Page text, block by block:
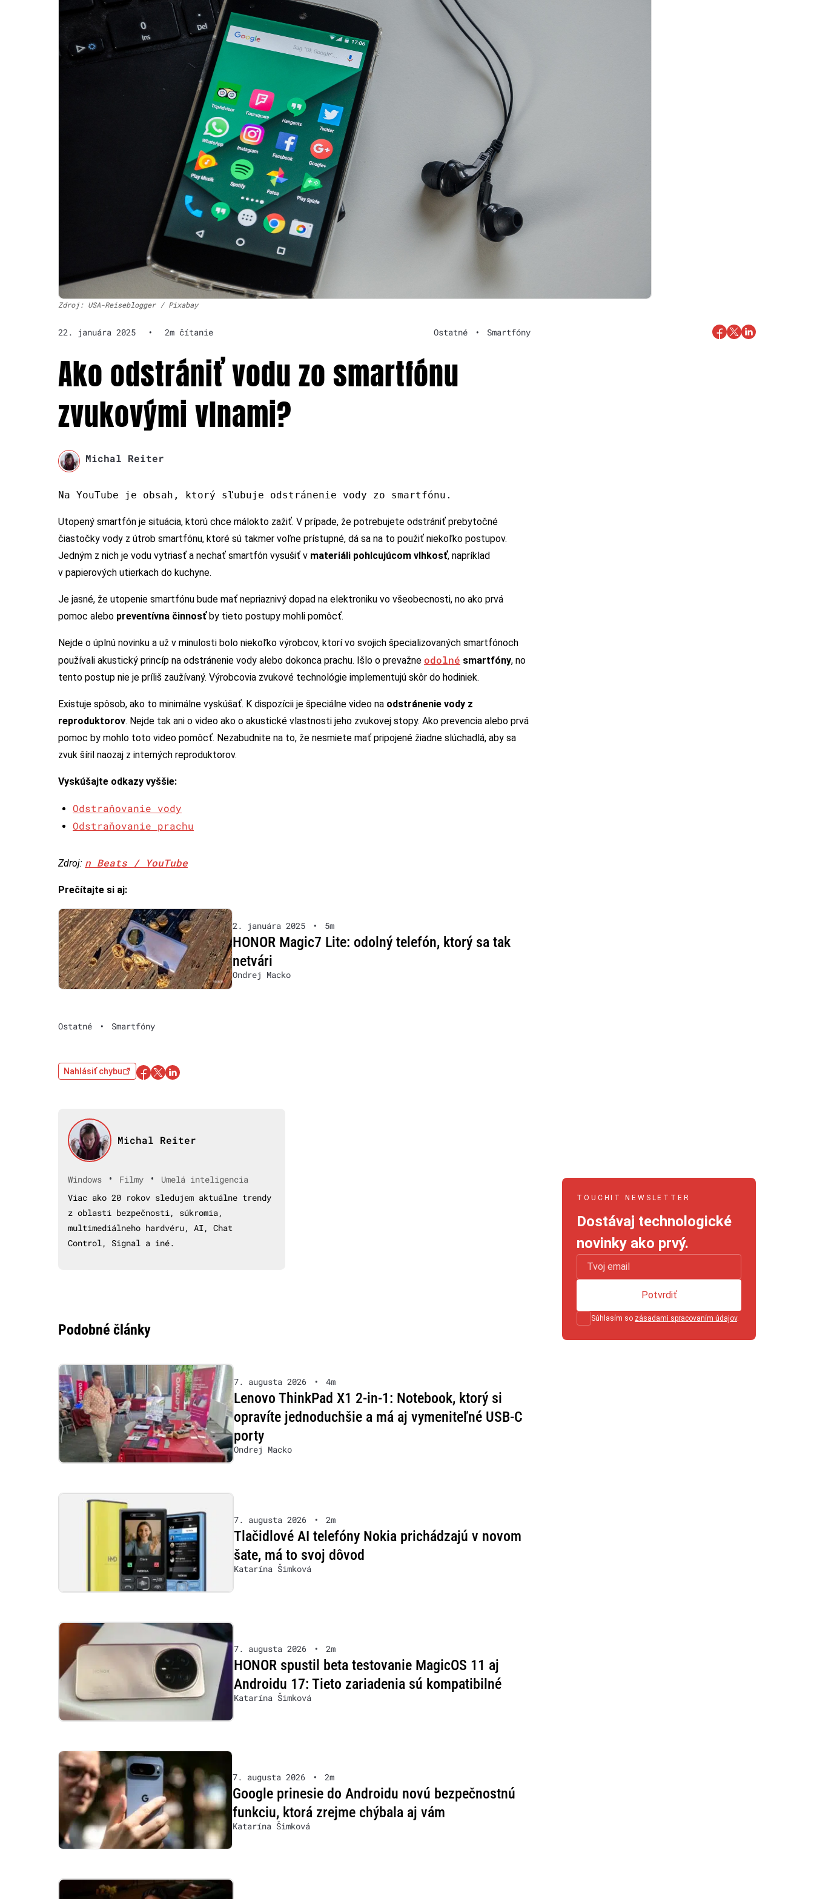
Zdroj: USA-Reiseblogger / Pixabay
22. januára 2025 • 2m čítanie Ostatné • Smartfóny
Ako odstrániť vodu zo smartfónu
zvukovými vlnami?
Michal Reiter
Na YouTube je obsah, ktorý sľubuje odstránenie vody zo smartfónu.
Utopený smartfón je situácia, ktorú chce málokto zažiť. V prípade, že potrebujete odstrániť prebytočné
čiastočky vody z útrob smartfónu, ktoré sú takmer voľne prístupné, dá sa na to použiť niekoľko postupov.
Jedným z nich je vodu vytriasť a nechať smartfón vysušiť v materiáli pohlcujúcom vlhkosť, napríklad
v papierových utierkach do kuchyne.
Je jasné, že utopenie smartfónu bude mať nepriaznivý dopad na elektroniku vo všeobecnosti, no ako prvá
pomoc alebo preventívna činnosťby tieto postupy mohli pomôcť.
Nejde o úplnú novinku a už v minulosti bolo niekoľko výrobcov, ktorí vo svojich špecializovaných smartfónoch
používali akustický princíp na odstránenie vody alebo dokonca prachu. Išlo o prevažne odolné smartfóny, no
tento postup nie je príliš zaužívaný. Výrobcovia zvukové technológie implementujú skôr do hodiniek.
Existuje spôsob, ako to minimálne vyskúšať. K dispozícii je špeciálne video na odstránenie vody z
reproduktorov. Nejde tak ani o video ako o akustické vlastnosti jeho zvukovej stopy. Ako prevencia alebo prvá
pomoc by mohlo toto video pomôcť. Nezabudnite na to, že nesmiete mať pripojené žiadne slúchadlá, aby sa
zvuk šíril naozaj z interných reproduktorov.
Vyskúšajte odkazy vyššie:
Odstraňovanie vody
Odstraňovanie prachu
Zdroj: n Beats / YouTube
Prečítajte si aj:
2. januára 2025 • 5m
HONOR Magic7 Lite: odolný telefón, ktorý sa tak
netvári
Ondrej Macko
Ostatné • Smartfóny
Nahlásiť chybu
Michal Reiter
Windows • Filmy •
Umelá inteligencia
Viac ako 20 rokov sledujem aktuálne trendy
z oblasti bezpečnosti, súkromia,
multimediálneho hardvéru, AI, Chat
Control, Signal a iné.
Podobné články
7. augusta 2026 • 4m
Lenovo ThinkPad X1 2-in-1: Notebook, ktorý si
opravíte jednoduchšie a má aj vymeniteľné USB-C
porty
Ondrej Macko
7. augusta 2026 • 2m
Tlačidlové AI telefóny Nokia prichádzajú v novom
šate, má to svoj dôvod
Katarína Šimková
7. augusta 2026 • 2m
HONOR spustil beta testovanie MagicOS 11 aj
Androidu 17: Tieto zariadenia sú kompatibilné
Katarína Šimková
7. augusta 2026 • 2m
Google prinesie do Androidu novú bezpečnostnú
funkciu, ktorá zrejme chýbala aj vám
Katarína Šimková
TOUCHIT NEWSLETTER
Dostávaj technologické
novinky ako prvý.
Súhlasím so zásadami spracovaním údajov.
Potvrdiť